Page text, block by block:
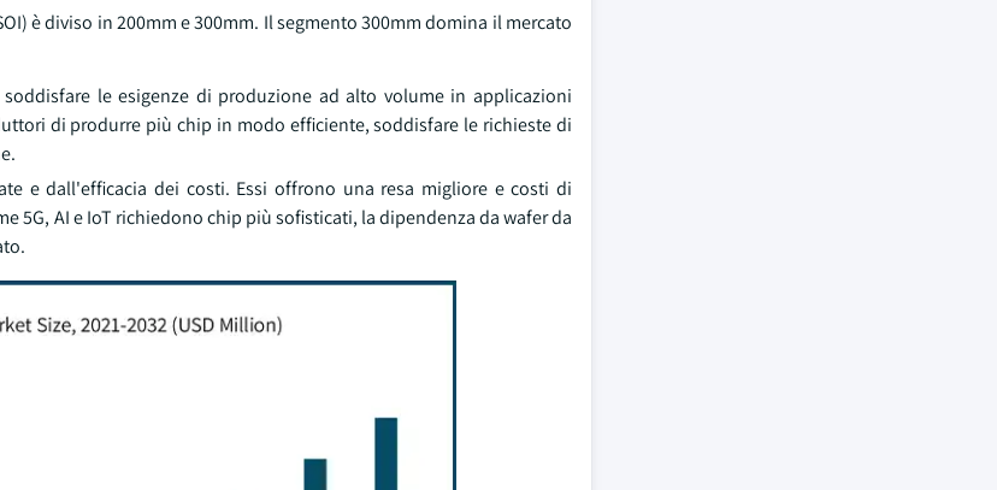
è diviso in 200mm e 300mm. Il segmento 300mm domina il mercato
le esigenze di produzione ad alto volume in applicazioni
di produrre più chip in modo efficiente, soddisfare le richieste di
e dall'efficacia dei costi. Essi offrono una resa migliore e costi di
5G, AI e IoT richiedono chip più sofisticati, la dipendenza da wafer da